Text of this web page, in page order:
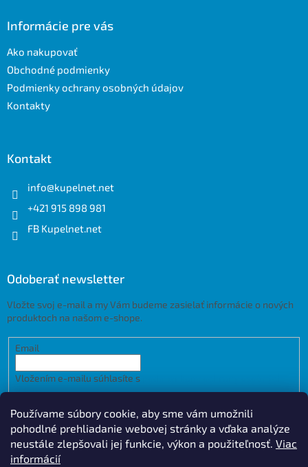
Používame súbory cookie, aby sme vám umožnili
pohodlné prehliadanie webovej stránky a vďaka analýze
neustále zlepšovali jej funkcie, výkon a použiteľnosť. Viac
informácií
Informácie pre vás
Ako nakupovať
Obchodné podmienky
Podmienky ochrany osobných údajov
Kontakty
Kontakt
info@kupelnet.net
+421 915 898 981
FB Kupelnet.net
Odoberať newsletter
Vložte svoj e-mail a my Vám budeme zasielať informácie o nových
produktoch na našom e-shope.
Email
Vložením e-mailu súhlasíte s
údajov
PRIHLÁSIŤ SA